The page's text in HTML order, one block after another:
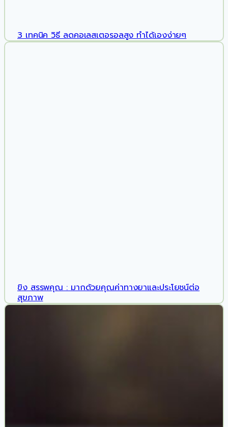
3 เทคนิค วิธี ลดคอเลสเตอรอลสูง ทำได้เองง่ายๆ
ขิง สรรพคุณ : มากด้วยคุณค่าทางยาและประโยชน์ต่อ
สุขภาพ